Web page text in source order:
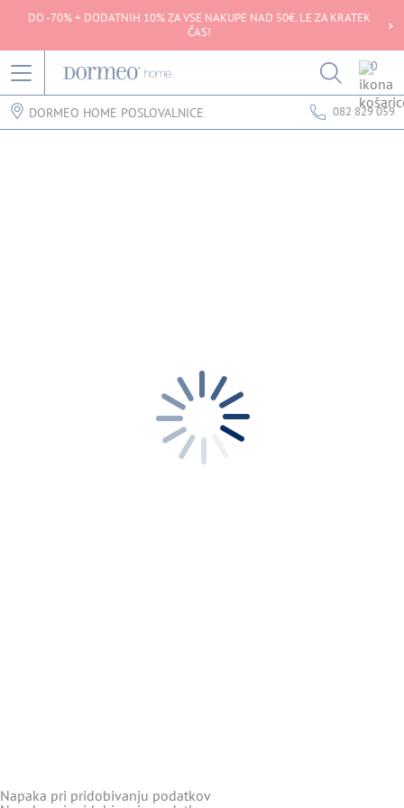
DO -70% + DODATNIH 10% ZA VSE NAKUPE NAD 50€. LE ZA KRATEK
ČAS!
0
DORMEO HOME POSLOVALNICE 082 829 059
Napaka pri pridobivanju podatkov